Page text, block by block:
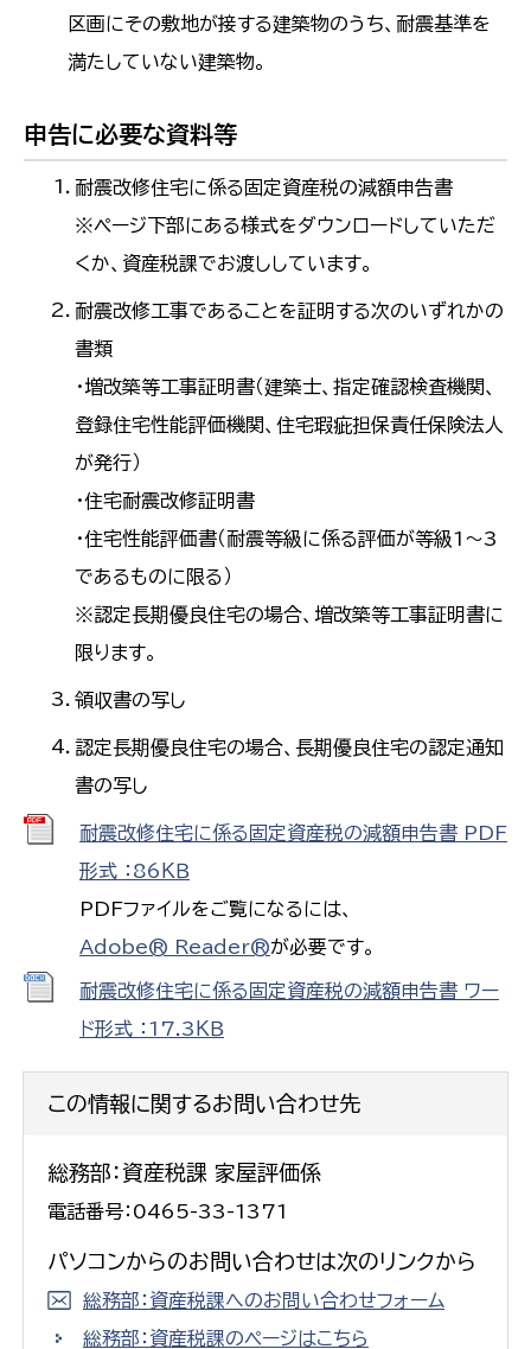
区画にその敷地が接する建築物のうち、耐震基準を
満たしていない建築物。
申告に必要な資料等
耐震改修住宅に係る固定資産税の減額申告書
※ページ下部にある様式をダウンロードしていただ
くか、資産税課でお渡ししています。
耐震改修工事であることを証明する次のいずれかの
書類
・増改築等工事証明書（建築士、指定確認検査機関、
登録住宅性能評価機関、住宅瑕疵担保責任保険法人
が発行）
・住宅耐震改修証明書
・住宅性能評価書（耐震等級に係る評価が等級1～3
であるものに限る）
※認定長期優良住宅の場合、増改築等工事証明書に
限ります。
領収書の写し
認定長期優良住宅の場合、長期優良住宅の認定通知
書の写し
耐震改修住宅に係る固定資産税の減額申告書 PDF
形式 ：86ＫＢ
PDFファイルをご覧になるには、
Adobe® Reader®が必要です。
耐震改修住宅に係る固定資産税の減額申告書 ワー
ド形式 ：17.3ＫＢ
この情報に関するお問い合わせ先
総務部：資産税課 家屋評価係
電話番号：0465-33-1371
パソコンからのお問い合わせは次のリンクから
総務部：資産税課へのお問い合わせフォーム
総務部：資産税課のページはこちら